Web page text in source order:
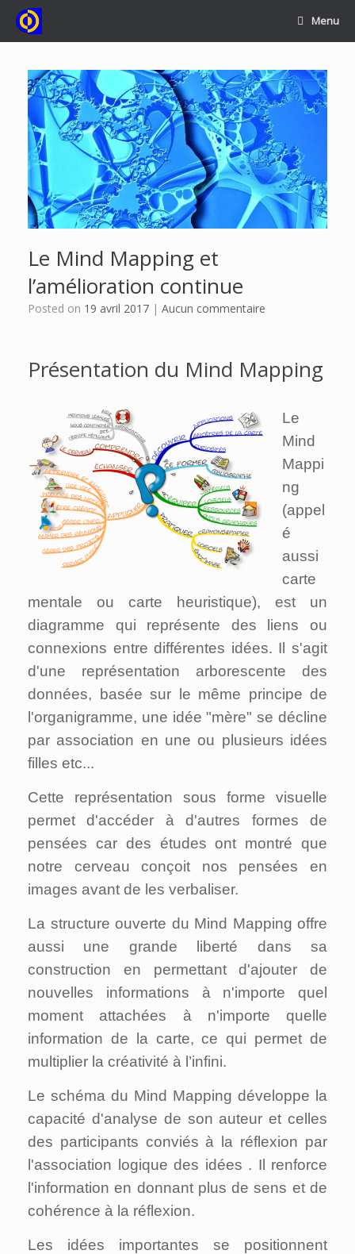
content
Menu
Le Mind Mapping et
l’amélioration continue
Posted on 19 avril 2017 | Aucun commentaire
Présentation du Mind Mapping
Le
Mind
Mappi
ng
(appel
é
aussi
carte
mentale ou carte heuristique), est un
diagramme qui représente des liens ou
connexions entre différentes idées. Il s'agit
d'une représentation arborescente des
données, basée sur le même principe de
l'organigramme, une idée "mère" se décline
par association en une ou plusieurs idées
filles etc...
Cette représentation sous forme visuelle
permet d'accéder à d'autres formes de
pensées car des études ont montré que
notre cerveau conçoit nos pensées en
images avant de les verbaliser.
La structure ouverte du Mind Mapping offre
aussi une grande liberté dans sa
construction en permettant d'ajouter de
nouvelles informations à n'importe quel
moment attachées à n'importe quelle
information de la carte, ce qui permet de
multiplier la créativité à l’infini.
Le schéma du Mind Mapping développe la
capacité d'analyse de son auteur et celles
des participants conviés à la réflexion par
l'association logique des idées . Il renforce
l'information en donnant plus de sens et de
cohérence à la réflexion.
Les idées importantes se positionnent